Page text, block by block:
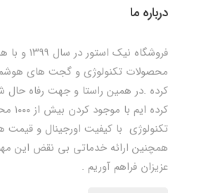
درباره ما
فروشگاه
محصولات تکنولوژی و گجت های
کرده .در همین راستا و جهت رفاه حال
کرده
تکنولوژی با کیفیت اورجینال و قیمت
همچنین ارائه خدماتی بی نقض این
عزیزان فراهم آوریم .